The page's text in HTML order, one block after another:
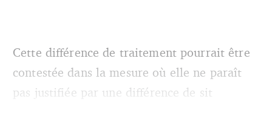
Cette différence de traitement pourrait être
contestée dans la mesure où elle ne paraît
pas justifiée par une différence de sit